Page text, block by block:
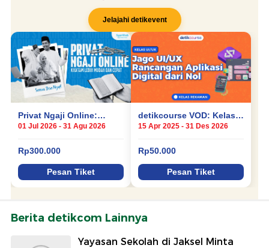
Berita detikcom Lainnya
Yayasan Sekolah di Jaksel Minta